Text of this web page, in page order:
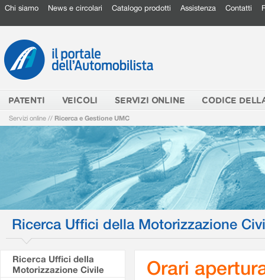
Chi siamo News e circolari Catalogo prodotti Assistenza Contatti
PATENTI VEICOLI SERVIZI ONLINE CODICE
Servizi online // Ricerca e Gestione UMC
Ricerca Uffici della Motorizzazione
Ricerca Uffici della
Motorizzazione Civile
Orari